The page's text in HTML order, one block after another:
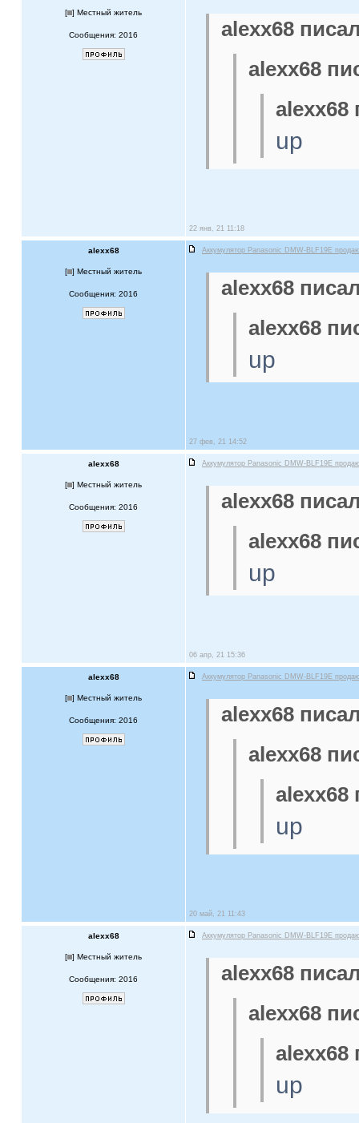
[ ] Местный житель
Сообщения: 2016
alexx68
alexx68
alexx68
up
22 янв, 21 11:18
alexx68 Аккумулятор Panasonic DMW-BLF19E
[ ] Местный житель
Сообщения: 2016
alexx68
alexx68
up
27 фев, 21 14:52
alexx68 Аккумулятор Panasonic DMW-BLF19E
[ ] Местный житель
Сообщения: 2016
alexx68
alexx68
up
06 апр, 21 15:36
alexx68 Аккумулятор Panasonic DMW-BLF19E
[ ] Местный житель
Сообщения: 2016
alexx68
alexx68
alexx68
up
20 май, 21 11:43
alexx68 Аккумулятор Panasonic DMW-BLF19E
[ ] Местный житель
Сообщения: 2016
alexx68
alexx68
alexx68
up